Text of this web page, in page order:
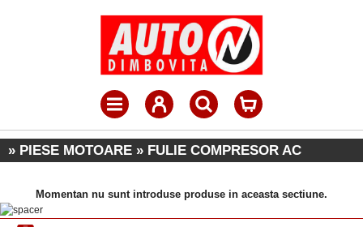
» PIESE MOTOARE » FULIE COMPRESOR AC
Momentan nu sunt introduse produse in aceasta sectiune.